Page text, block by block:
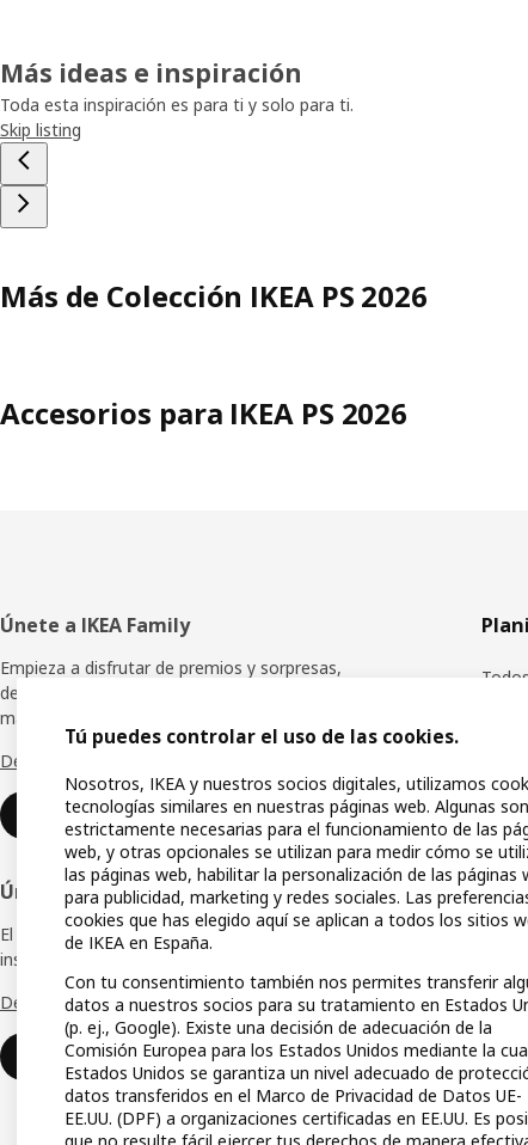
Más ideas e inspiración
Toda esta inspiración es para ti y solo para ti.
Skip listing
Más de Colección IKEA PS 2026
Accesorios para IKEA PS 2026
Pie
de
página
Únete a IKEA Family
Empieza a disfrutar de premios y sorpresas,
descuentos especiales y muchas ventajas
más.
Descubre todos los beneficios
Unirse o iniciar sesión
Únete a la Red IKEA para Empresas
El club de empresas que te ofrece ofertas,
inspiración y consejos para tu negocio.
Descubre todas las ventajas
Unirse o iniciar sesión
IKEA
Tú puedes controlar el uso de las cookies.
Nosotros, IKEA y nuestros socios digitales, utilizamos
tecnologías similares en nuestras páginas web. Algunas son
estrictamente necesarias para el funcionamiento de las
web, y otras opcionales se utilizan para medir cómo se
las páginas web, habilitar la personalización de las páginas
para publicidad, marketing y redes sociales. Las
cookies que has elegido aquí se aplican a todos los sitios
de IKEA en España.
Con tu consentimiento también nos permites transferir
datos a nuestros socios para su tratamiento en Estados
(p. ej., Google). Existe una decisión de adecuación de la
Comisión Europea para los Estados Unidos mediante la
Estados Unidos se garantiza un nivel adecuado de
datos transferidos en el Marco de Privacidad de Datos UE-
EE.UU. (DPF) a organizaciones certificadas en EE.UU. Es